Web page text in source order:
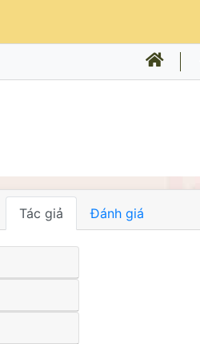
Tác giả Đánh giá